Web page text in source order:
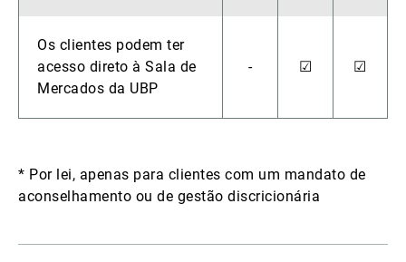
Os clientes podem ter
acesso direto à Sala de
Mercados da UBP
- ☑ ☑
* Por lei, apenas para clientes com um mandato de
aconselhamento ou de gestão discricionária